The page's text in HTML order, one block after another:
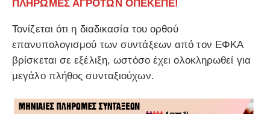
ΠΛΗΡΩΜΕΣ ΑΓΡΟΤΩΝ ΟΠΕΚΕΠΕ!
Τονίζεται ότι η διαδικασία του ορθού
επανυπολογισμού των συντάξεων από τον ΕΦΚΑ
βρίσκεται σε εξέλιξη, ωστόσο έχει ολοκληρωθεί για
μεγάλο πλήθος συνταξιούχων.